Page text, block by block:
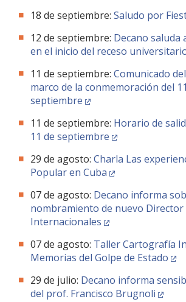
18 de septiembre: Saludo por
12 de septiembre: Decano saluda
en el inicio del receso
11 de septiembre: Comunicado
marco de la conmemoración del
septiembre
11 de septiembre: Horario de
11 de septiembre
29 de agosto: Charla Las
Popular en Cuba
07 de agosto: Decano informa
nombramiento de nuevo Director
Internacionales
07 de agosto: Taller Cartografía
Memorias del Golpe de Estado
29 de julio: Decano informa
del prof. Francisco Brugnoli